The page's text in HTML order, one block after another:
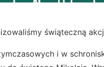
świąteczną
i w